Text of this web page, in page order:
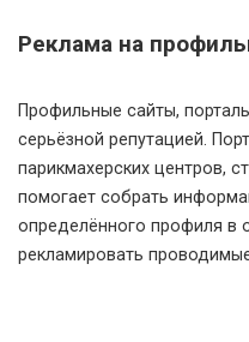
Реклама на
Профильные сайты,
серьёзной репутацией.
парикмахерских центров,
помогает собрать
определённого профиля в
рекламировать